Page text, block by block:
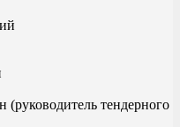
тендерного